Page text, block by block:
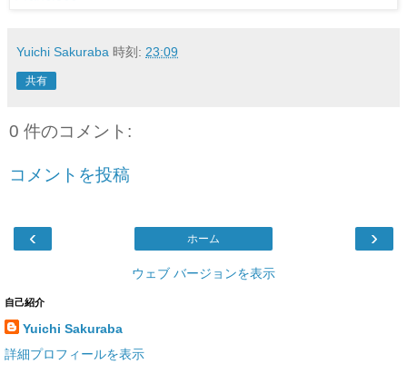
Yuichi Sakuraba 時刻: 23:09
共有
0 件のコメント:
コメントを投稿
‹ ›
ホーム
ウェブ バージョンを表示
自己紹介
Yuichi Sakuraba
詳細プロフィールを表示